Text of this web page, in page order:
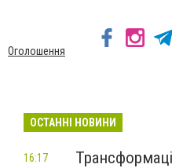
Оголошення
ОСТАННІ НОВИНИ
16:17